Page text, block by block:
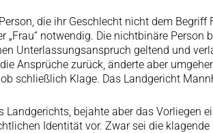
die ihr Geschlecht nicht dem
notwendig. Die nichtbinäre
Unterlassungsanspruch geltend und
Ansprüche zurück, änderte aber
schließlich Klage. Das Landgericht
Landgerichts, bejahte aber das Vorliegen
Identität vor. Zwar sei die